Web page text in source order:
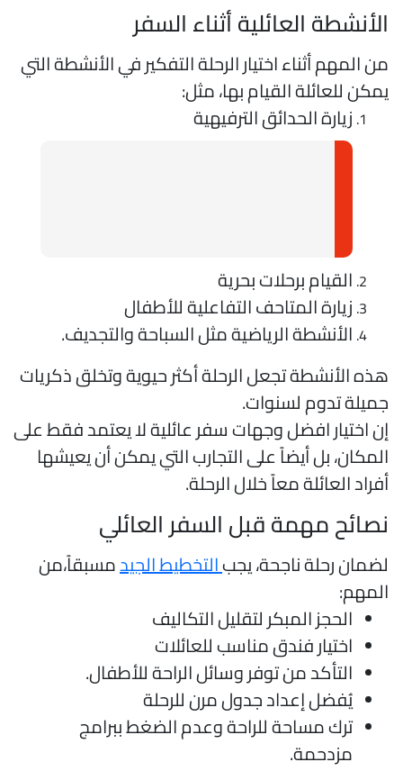
العائلية أثناء السفر
المهم أثناء اختيار الرحلة التفكير في الأنشطة التي
للعائلة القيام بها، مثل:
زيارة الحدائق الترفيهية
القيام برحلات بحرية
زيارة المتاحف التفاعلية للأطفال
الأنشطة الرياضية مثل السباحة والتجديف.
الأنشطة تجعل الرحلة أكثر حيوية وتخلق ذكريات
تدوم لسنوات.
اختيار افضل وجهات سفر عائلية لا يعتمد فقط على
بل أيضاً على التجارب التي يمكن أن يعيشها
العائلة معاً خلال الرحلة.
مهمة قبل السفر العائلي
رحلة ناجحة، يجبالتخطيط الجيدمسبقاً،من
الحجز المبكر لتقليل التكاليف
اختيار فندق مناسب للعائلات
التأكد من توفر وسائل الراحة للأطفال.
يُفضل إعداد جدول مرن للرحلة
ترك مساحة للراحة وعدم الضغط ببرامج
مزدحمة.